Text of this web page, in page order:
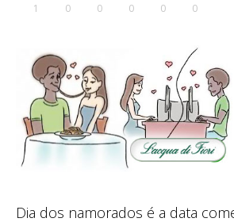
1 0 0 0 0 0
Dia dos namorados é a data